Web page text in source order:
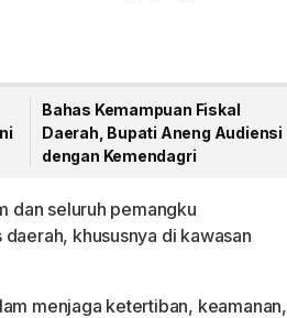
Bahas Kemampuan Fiskal
Daerah, Bupati Aneng Audiensi
dengan Kemendagri
dan seluruh pemangku
khususnya di kawasan
menjaga ketertiban, keamanan,